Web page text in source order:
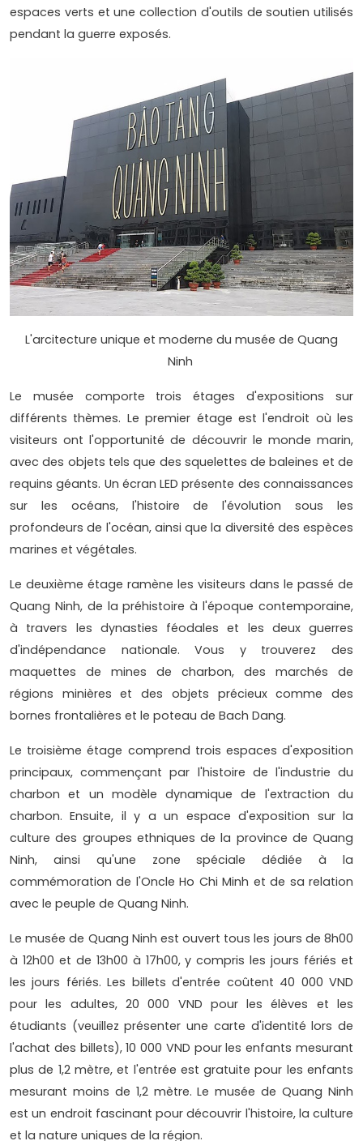
espaces verts et une collection d'outils de soutien utilisés
pendant la guerre exposés.
L'arcitecture unique et moderne du musée de Quang
Ninh
Le musée comporte trois étages d'expositions sur
différents thèmes. Le premier étage est l'endroit où les
visiteurs ont l'opportunité de découvrir le monde marin,
avec des objets tels que des squelettes de baleines et de
requins géants. Un écran LED présente des connaissances
sur les océans, l'histoire de l'évolution sous les
profondeurs de l'océan, ainsi que la diversité des espèces
marines et végétales.
Le deuxième étage ramène les visiteurs dans le passé de
Quang Ninh, de la préhistoire à l'époque contemporaine,
à travers les dynasties féodales et les deux guerres
d'indépendance nationale. Vous y trouverez des
maquettes de mines de charbon, des marchés de
régions minières et des objets précieux comme des
bornes frontalières et le poteau de Bach Dang.
Le troisième étage comprend trois espaces d'exposition
principaux, commençant par l'histoire de l'industrie du
charbon et un modèle dynamique de l'extraction du
charbon. Ensuite, il y a un espace d'exposition sur la
culture des groupes ethniques de la province de Quang
Ninh, ainsi qu'une zone spéciale dédiée à la
commémoration de l'Oncle Ho Chi Minh et de sa relation
avec le peuple de Quang Ninh.
Le musée de Quang Ninh est ouvert tous les jours de 8h00
à 12h00 et de 13h00 à 17h00, y compris les jours fériés et
les jours fériés. Les billets d'entrée coûtent 40 000 VND
pour les adultes, 20 000 VND pour les élèves et les
étudiants (veuillez présenter une carte d'identité lors de
l'achat des billets), 10 000 VND pour les enfants mesurant
plus de 1,2 mètre, et l'entrée est gratuite pour les enfants
mesurant moins de 1,2 mètre. Le musée de Quang Ninh
est un endroit fascinant pour découvrir l'histoire, la culture
et la nature uniques de la région.